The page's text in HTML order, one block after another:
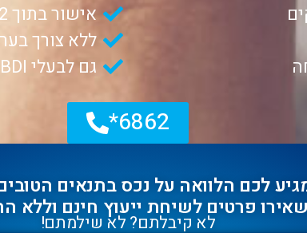
אישור בתוך 72 שעות
ללא צורך
גם לבעלי BDI שלילי ומסורבי בנקים
6862*
לכם הלוואה על נכס בתנאים
פרטים לשיחת ייעוץ חינם וללא
לא קיבלתם? לא שילמתם!